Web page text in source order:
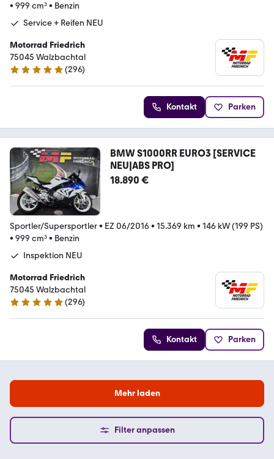
• 999 cm³• Benzin
Service + Reifen NEU
Motorrad Friedrich
75045 Walzbachtal
4.8 Sterne
(296)
Kontakt Parken
BMW S1000RR EURO3 [SERVICE
NEU|ABS PRO]
18.890 €
Sportler/Supersportler• EZ 06/2016• 15.369 km • 146 kW (199 PS)
• 999 cm³• Benzin
Inspektion NEU
Motorrad Friedrich
75045 Walzbachtal
4.8 Sterne
(296)
Kontakt Parken
Mehr laden
Filter anpassen